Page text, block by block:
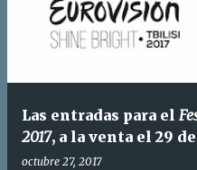
Las entradas para el
2017, a la venta el 29
octubre 27, 2017